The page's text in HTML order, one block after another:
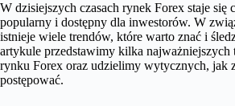
W dzisiejszych czasach rynek Forex staje się
popularny i dostępny dla inwestorów. W
istnieje wiele trendów, które warto znać i
artykule przedstawimy kilka najważniejszych
rynku Forex oraz udzielimy wytycznych, jak
postępować.